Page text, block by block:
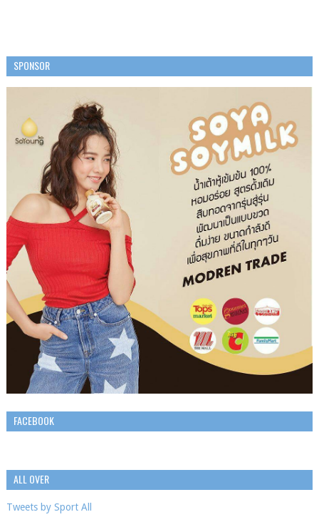
SPONSOR
FACEBOOK
ALL OVER
Tweets by Sport All